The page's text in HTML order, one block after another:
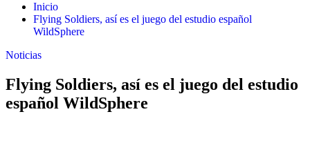
Inicio
Flying Soldiers, así es el juego del estudio español
WildSphere
Noticias
Flying Soldiers, así es el juego del estudio
español WildSphere